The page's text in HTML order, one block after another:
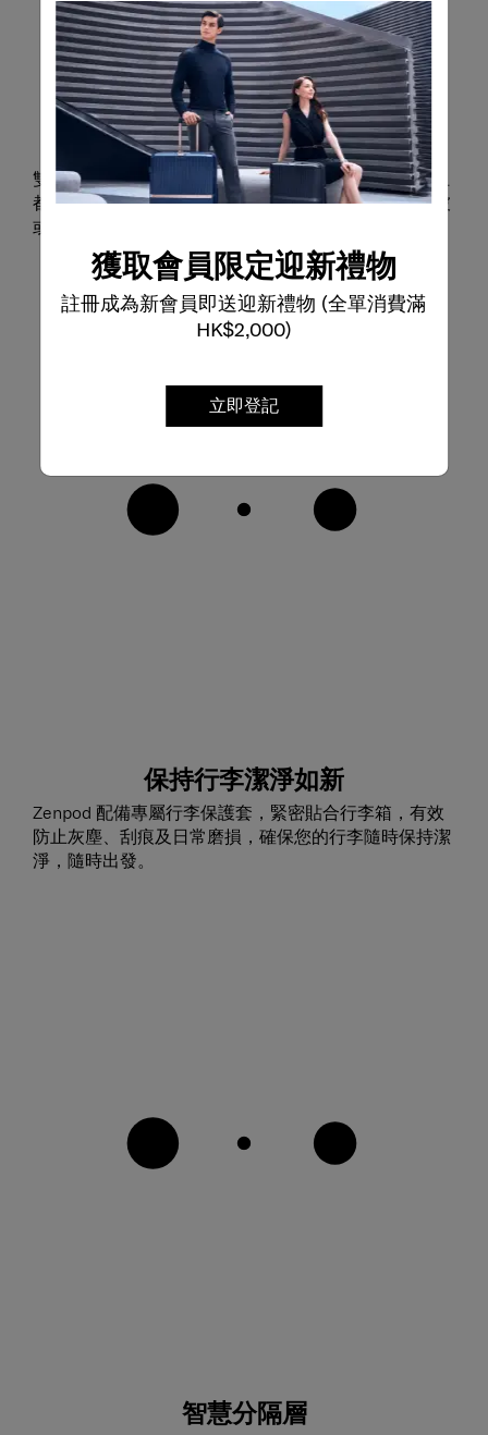
獲取會員限定迎新禮物
註冊成為新會員即送迎新禮物 (全單消費滿
HK$2,000)
立即登記
順暢滑行，穩定剎停
雙滑輪搭配 Easy Brake System™，確保在各種地面上
都能平穩移動，並能可靠剎停，不會滑動，即使在斜坡
或移動交通工具上也能保持穩定。
保持行李潔淨如新
Zenpod 配備專屬行李保護套，緊密貼合行李箱，有效
防止灰塵、刮痕及日常磨損，確保您的行李隨時保持潔
淨，隨時出發。
智慧分隔層